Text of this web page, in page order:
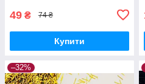
49 ₴ 74 ₴
Купити
–32%